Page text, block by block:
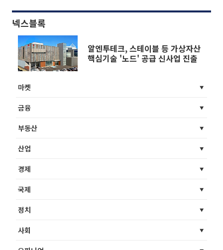
넥스블록
알엔투테크, 스테이블 등 가상자산
핵심기술 '노드' 공급 신사업 진출
마켓
금융
부동산
산업
경제
국제
정치
사회